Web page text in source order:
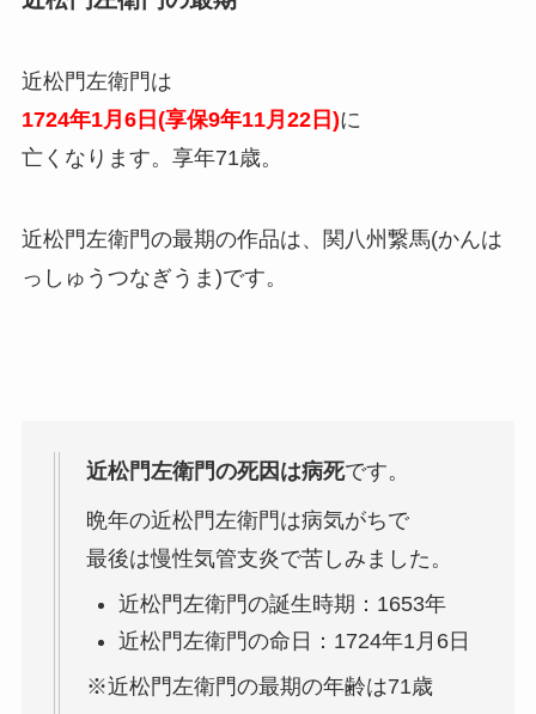
近松門左衛門は
1724年1月6日(享保9年11月22日)に
亡くなります。享年71歳。
近松門左衛門の最期の作品は、関八州繋馬(かんは
っしゅうつなぎうま)です。
近松門左衛門の死因は病死です。
晩年の近松門左衛門は病気がちで
最後は慢性気管支炎で苦しみました。
近松門左衛門の誕生時期：1653年
近松門左衛門の命日：1724年1月6日
※近松門左衛門の最期の年齢は71歳